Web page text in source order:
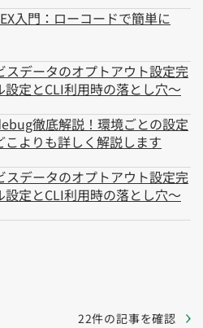
入門：ローコードで簡単に
スデータのオプトアウト設定完
定とCLI利用時の落とし穴～
徹底解説！環境ごとの設定
よりも詳しく解説します
スデータのオプトアウト設定完
定とCLI利用時の落とし穴～
22件の記事を確認